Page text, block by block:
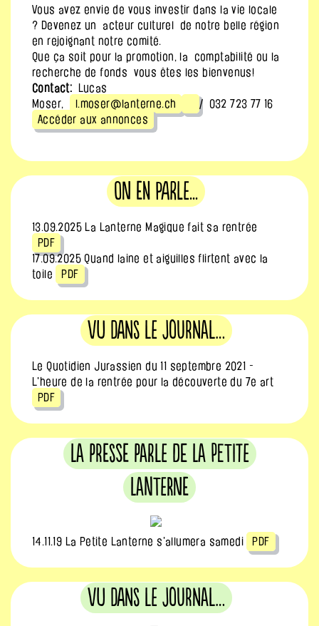
Vous avez envie de vous investir dans la vie locale
? Devenez un acteur culturel de notre belle région
en rejoignant notre comité.
Que ça soit pour la promotion, la comptabilité ou la
recherche de fonds vous êtes les bienvenus!
Contact:
Lucas
Moser,
l.moser@lanterne.ch
/ 032 723 77 16
Accéder aux annonces
On en parle...
13.09.2025 La Lanterne Magique fait sa rentrée
PDF
17.09.2025 Quand laine et aiguilles flirtent avec la
toile
PDF
Vu dans le journal…
Le Quotidien Jurassien du 11 septembre 2021 -
L'heure de la rentrée pour la découverte du 7e art
PDF
La presse parle de La Petite
Lanterne
14.11.19 La Petite Lanterne s'allumera samedi PDF
Vu dans le journal…